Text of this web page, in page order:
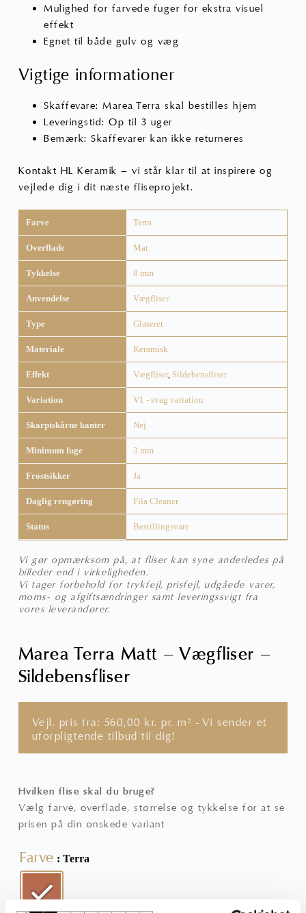
Mulighed for farvede fuger for ekstra visuel
effekt
Egnet til både gulv og væg
Vigtige informationer
Skaffevare: Marea Terra skal bestilles hjem
Leveringstid: Op til 3 uger
Bemærk: Skaffevarer kan ikke returneres
Kontakt HL Keramik – vi står klar til at inspirere og
vejlede dig i dit næste fliseprojekt.
Farve Terra
Overflade Mat
Tykkelse 8 mm
Anvendelse Vægfliser
Type Glaseret
Materiale Keramisk
Effekt Vægfliser, Sildebensfliser
Variation V1 - svag variation
Skarptskårne kanter Nej
Minimum fuge 3 mm
Frostsikker Ja
Daglig rengøring Fila Cleaner
Status Bestillingsvare
Vi gør opmærksom på, at fliser kan syne anderledes på
billeder end i virkeligheden.
Vi tager forbehold for trykfejl, prisfejl, udgåede varer,
moms- og afgiftsændringer samt leveringssvigt fra
vores leverandører.
Marea Terra Matt – Vægfliser –
Sildebensfliser
Vejl. pris fra: 560,00kr. pr. m² - Vi sender et
uforpligtende tilbud til dig!
Hvilken flise skal du bruge?
Vælg farve, overflade, størrelse og tykkelse for at se
prisen på din ønskede variant
Farve : Terra